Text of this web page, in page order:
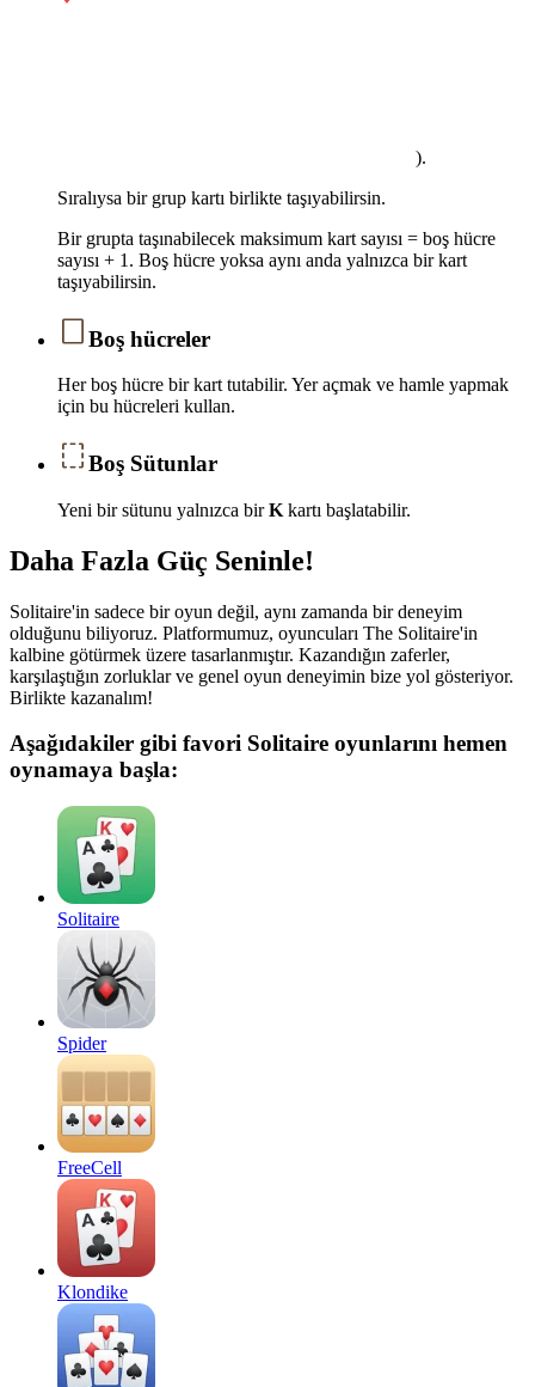
).
Sıralıysa bir grup kartı birlikte taşıyabilirsin.
Bir grupta taşınabilecek maksimum kart sayısı = boş hücre
sayısı + 1. Boş hücre yoksa aynı anda yalnızca bir kart
taşıyabilirsin.
Boş hücreler
Her boş hücre bir kart tutabilir. Yer açmak ve hamle yapmak
için bu hücreleri kullan.
Boş Sütunlar
Yeni bir sütunu yalnızca birK kartı başlatabilir.
Daha Fazla Güç Seninle!
Solitaire'in sadece bir oyun değil, aynı zamanda bir deneyim
olduğunu biliyoruz. Platformumuz, oyuncuları The Solitaire'in
kalbine götürmek üzere tasarlanmıştır. Kazandığın zaferler,
karşılaştığın zorluklar ve genel oyun deneyimin bize yol gösteriyor.
Birlikte kazanalım!
Aşağıdakiler gibi favori Solitaire oyunlarını hemen
oynamaya başla:
Solitaire
Spider
FreeCell
Klondike